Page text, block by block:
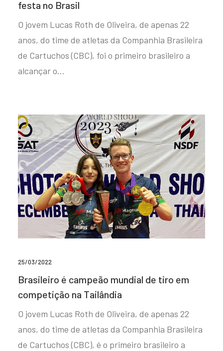
festa no Brasil
O jovem Lucas Roth de Oliveira, de apenas 22
anos, do time de atletas da Companhia Brasileira
de Cartuchos (CBC), foi o primeiro brasileiro a
alcançar o…
25/03/2022
Brasileiro é campeão mundial de tiro em
competição na Tailândia
O jovem Lucas Roth de Oliveira, de apenas 22
anos, do time de atletas da Companhia Brasileira
de Cartuchos (CBC), é o primeiro brasileiro a